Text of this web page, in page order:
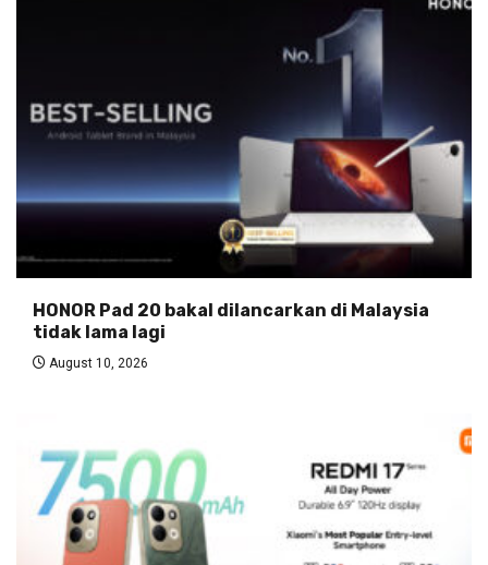
HONOR Pad 20 bakal dilancarkan di Malaysia
tidak lama lagi
August 10, 2026